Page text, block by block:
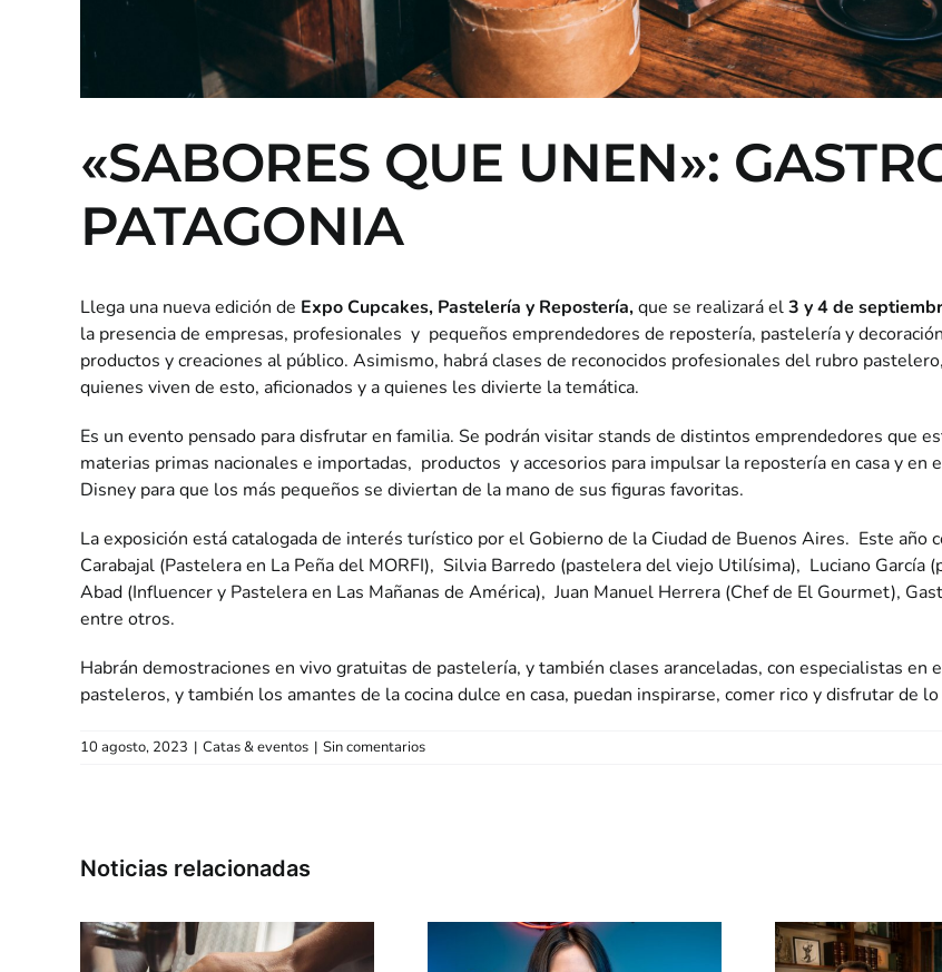
«SABORES QUE UNEN»:
PATAGONIA
Llega una nueva edición de Expo Cupcakes, Pastelería y Repostería,que se realizará el3 y 4 de
la presencia de empresas, profesionales y pequeños emprendedores de repostería, pastelería y
productos y creaciones al público. Asimismo, habrá clases de reconocidos profesionales del rubro
quienes viven de esto, aficionados y a quienes les divierte la temática.
Es un evento pensado para disfrutar en familia. Se podrán visitar stands de distintos emprendedores que
materias primas nacionales e importadas, productos y accesorios para impulsar la repostería en casa y
Disney para que los más pequeños se diviertan de la mano de sus figuras favoritas.
La exposición está catalogada de interés turístico por el Gobierno de la Ciudad de Buenos Aires. Este año
Carabajal (Pastelera en La Peña del MORFI), Silvia Barredo (pastelera del viejo Utilísima), Luciano García
Abad (Influencer y Pastelera en Las Mañanas de América), Juan Manuel Herrera (Chef de El Gourmet),
entre otros.
Habrán demostraciones en vivo gratuitas de pastelería, y también clases aranceladas, con especialistas en
pasteleros, y también los amantes de la cocina dulce en casa, puedan inspirarse, comer rico y disfrutar de
10 agosto, 2023 | Catas & eventos | Sin comentarios